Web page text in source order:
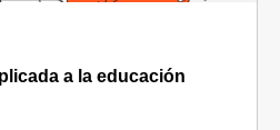
a la educación